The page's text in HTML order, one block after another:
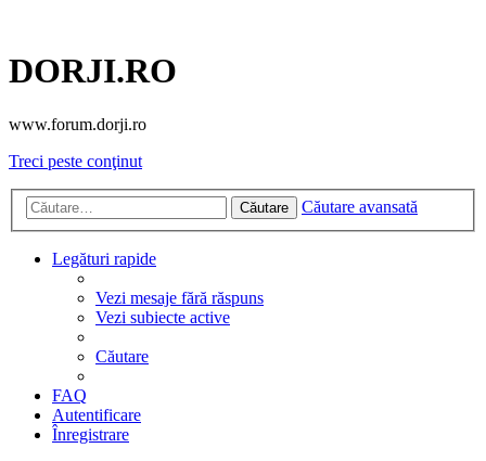
DORJI.RO
www.forum.dorji.ro
Treci peste conţinut
Căutare Căutare avansată
Legături rapide
Vezi mesaje fără răspuns
Vezi subiecte active
Căutare
FAQ
Autentificare
Înregistrare